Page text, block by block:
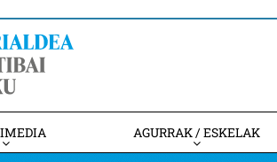
AGURRAK / ESKELAK